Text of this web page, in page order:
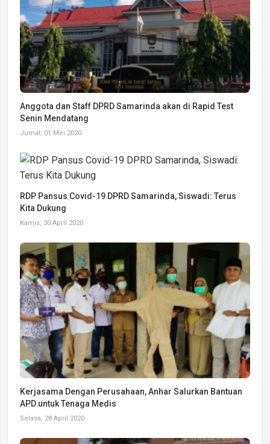
Anggota dan Staff DPRD Samarinda akan di Rapid Test
Senin Mendatang
Jumat, 01 Mei 2020
RDP Pansus Covid-19 DPRD Samarinda, Siswadi: Terus
Kita Dukung
Kamis, 30 April 2020
Kerjasama Dengan Perusahaan, Anhar Salurkan Bantuan
APD untuk Tenaga Medis
Selasa, 28 April 2020